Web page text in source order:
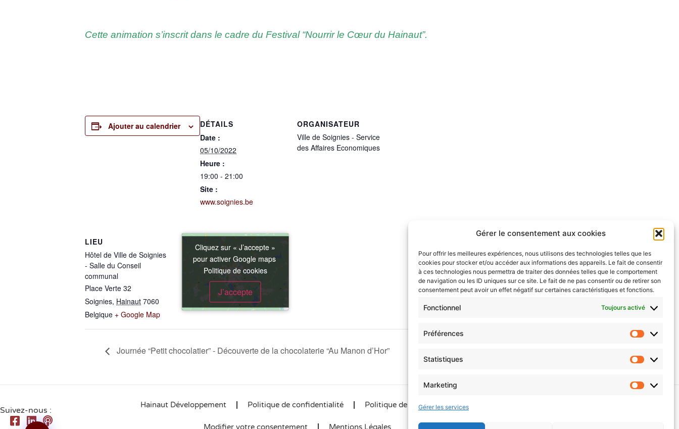
Gérer le consentement aux cookies
Pour offrir les meilleures expériences, nous utilisons des technologies telles que les
cookies pour stocker et/ou accéder aux informations des appareils. Le fait de consentir
à ces technologies nous permettra de traiter des données telles que le comportement
de navigation ou les ID uniques sur ce site. Le fait de ne pas consentir ou de retirer son
consentement peut avoir un effet négatif sur certaines caractéristiques et fonctions.
Fonctionnel Toujours activé
Préférences
Statistiques
Marketing
Gérer les services
Cette ani­ma­tion s’ins­crit dans le cadre du Fes­ti­val “Nour­rir le Cœurdu Hainaut”.
Ajouter au calendrier
DÉTAILS
Date :
05/10/2022
Heure :
19:00 - 21:00
Site :
www.soignies.be
ORGANISATEUR
Ville de Soignies - Service
des Affaires Economiques
LIEU
Hôtel de Ville de Soignies
- Salle du Conseil
communal
Place Verte 32
Soignies, Hainaut 7060
Belgique + Google Map
Cliquez sur « J’accepte »
pour activer Google maps
Politique de cookies
J’accepte
Cliquez sur « J’accepte »
pour activer Google maps
Politique de cookies
J’accepte
Journée “Petit chocolatier” - Découverte de la chocolaterie “Au Manon d’Hor”
Suivez-nous :
Hainaut Développement Politique de confidentialité Politique de cookies (UE)
Modifier votre consentement Mentions Légales